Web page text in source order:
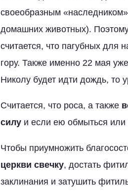
своеобразным
домашних животных).
считается, что пагубных для
гору. Также именно 22 мая
Николу будет идти дождь, то
Считается, что роса, а также
силу и если ею обмыться или
Чтобы приумножить
церкви свечку, достать
заклинания и затушить